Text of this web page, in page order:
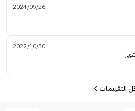
2024/09/26
2022/10/30
التقييمات